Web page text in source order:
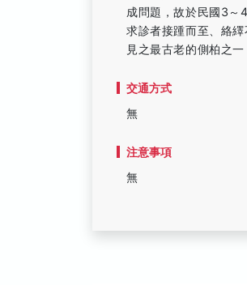
成問題，故於民國3～
求診者接踵而至、絡
見之最古老的側柏之
交通方式
無
注意事項
無